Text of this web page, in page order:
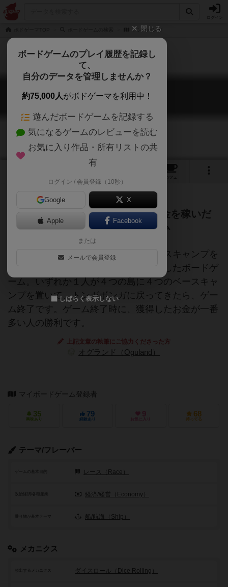
トンガボンガ
トンガボンガ
Tonga Bonga
カフェ
サイコロを船に配置することでお金を稼いだ
り、船を移動させ島々を巡るゲーム
可能な限り多くの島を巡り、島にベースキャンプを
置き、取引を成功に導くことを目的としたボードゲ
ーム。いずれか１人が４つの島に４つのベースキャ
ンプを置いて、トンガボンガに戻ってきたら、ゲー
ム終了です。ゲーム終了時に、獲得したお金が一番
多い人の勝利です。
上記文章の執筆にご協力くださった方
オグランド（Oguland）
マイボードゲーム登録者
35
興味あり
79
経験あり
9
お気に入り
68
持ってる
テーマ/フレーバー
ゲームの基本目的 レース（Race）
政治経済/各種産業 経済/経営（Economy）
乗り物が基本テーマ 船/航海（Ship）
メカニクス
頻出するメカニクス ダイスロール（Dice Rolling）
閉じる
ボードゲームのプレイ履歴を記録し
て、
自分のデータを管理しませんか？
約75,000人がボドゲーマを利用中！
遊んだボードゲームを記録する
気になるゲームのレビューを読む
お気に入り作品・所有リストの共
有
ログイン / 会員登録（10秒）
Google X
Apple Facebook
または
メールで会員登録
しばらく表示しない